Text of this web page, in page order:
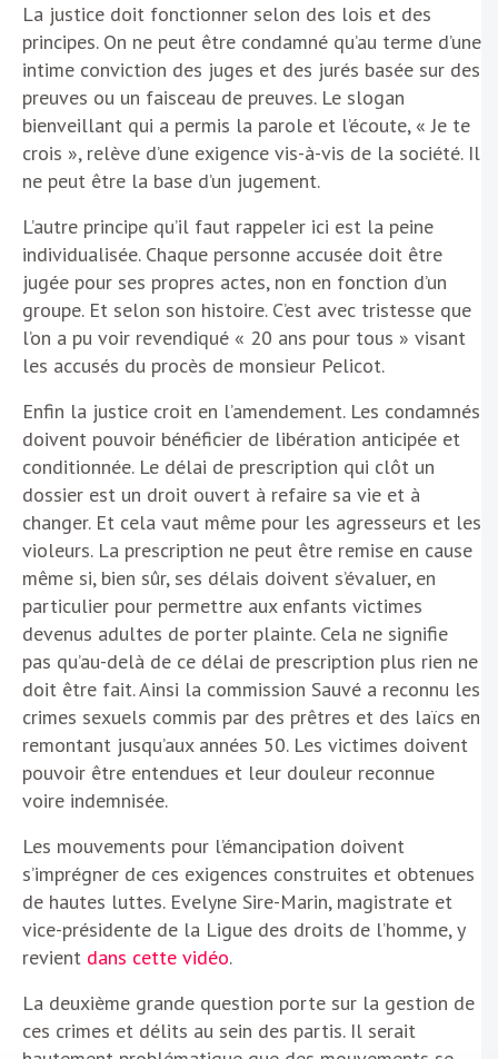
La justice doit fonctionner selon des lois et des
principes. On ne peut être condamné qu’au terme d’une
intime conviction des juges et des jurés basée sur des
preuves ou un faisceau de preuves. Le slogan
bienveillant qui a permis la parole et l’écoute, « Je te
crois », relève d’une exigence vis-à-vis de la société. Il
ne peut être la base d’un jugement.
L’autre principe qu’il faut rappeler ici est la peine
individualisée. Chaque personne accusée doit être
jugée pour ses propres actes, non en fonction d’un
groupe. Et selon son histoire. C’est avec tristesse que
l’on a pu voir revendiqué « 20 ans pour tous » visant
les accusés du procès de monsieur Pelicot.
Enfin la justice croit en l’amendement. Les condamnés
doivent pouvoir bénéficier de libération anticipée et
conditionnée. Le délai de prescription qui clôt un
dossier est un droit ouvert à refaire sa vie et à
changer. Et cela vaut même pour les agresseurs et les
violeurs. La prescription ne peut être remise en cause
même si, bien sûr, ses délais doivent s’évaluer, en
particulier pour permettre aux enfants victimes
devenus adultes de porter plainte. Cela ne signifie
pas qu’au-delà de ce délai de prescription plus rien ne
doit être fait. Ainsi la commission Sauvé a reconnu les
crimes sexuels commis par des prêtres et des laïcs en
remontant jusqu’aux années 50. Les victimes doivent
pouvoir être entendues et leur douleur reconnue
voire indemnisée.
Les mouvements pour l’émancipation doivent
s’imprégner de ces exigences construites et obtenues
de hautes luttes. Evelyne Sire-Marin, magistrate et
vice-présidente de la Ligue des droits de l’homme, y
revient dans cette vidéo.
La deuxième grande question porte sur la gestion de
ces crimes et délits au sein des partis. Il serait